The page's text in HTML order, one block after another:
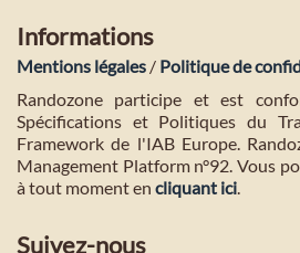
Informations
Mentions légales / Politique de
Randozone participe et est
Spécifications et Politiques du
Framework de l'IAB Europe.
Management Platform n°92. Vous
à tout moment en cliquant ici.
Suivez-nous